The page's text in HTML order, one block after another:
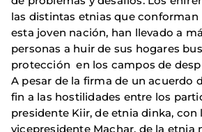
las distintas etnias que
esta joven nación, han llevado a
personas a huir de sus hogares
protección en los campos de
A pesar de la firma de un acuerdo
fin a las hostilidades entre los
presidente Kiir, de etnia dinka, con
vicepresidente Machar, de la etnia